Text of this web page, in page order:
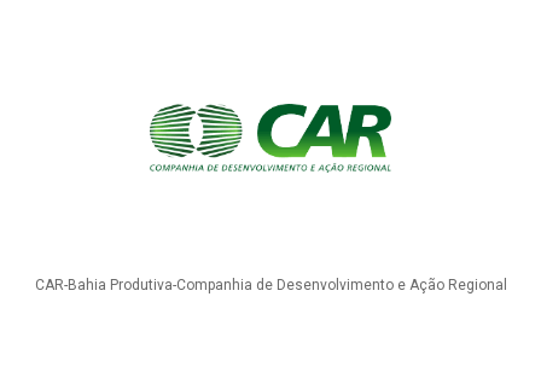
CAR-Bahia Produtiva-Companhia de Desenvolvimento e Ação Regional